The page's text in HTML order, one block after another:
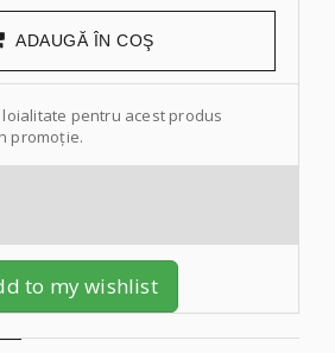
ADAUGĂ ÎN COŞ
loialitate pentru acest produs
promoție.
to my wishlist